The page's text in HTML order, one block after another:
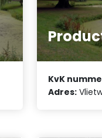
KvK
Adres: